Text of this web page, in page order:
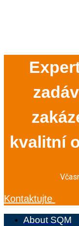
kvalitní
Kontaktujte
About SQM